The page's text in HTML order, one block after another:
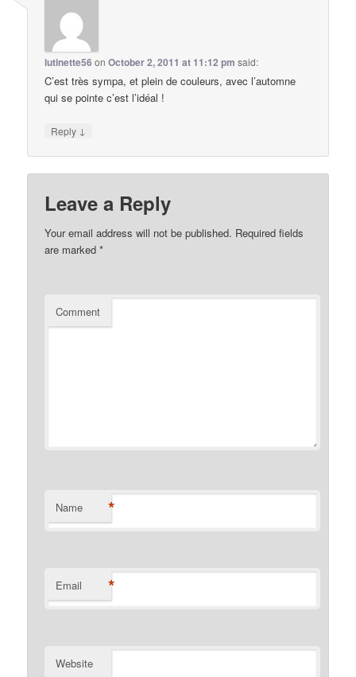
lutinette56 onOctober 2, 2011 at 11:12 pm said:
C’est très sympa, et plein de couleurs, avec l’automne
qui se pointe c’est l’idéal !
Reply ↓
Leave a Reply
Your email address will not be published. Required fields
are marked*
Comment
Name *
Email *
Website